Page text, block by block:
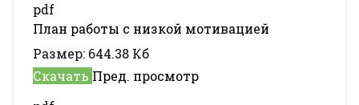
pdf
План работы с низкой мотивацией
Размер: 644.38 Кб
Скачать Пред. просмотр